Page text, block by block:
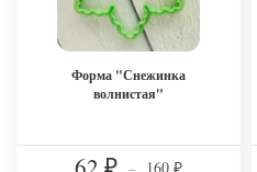
Форма "Снежинка
волнистая"
₽ – 160 ₽